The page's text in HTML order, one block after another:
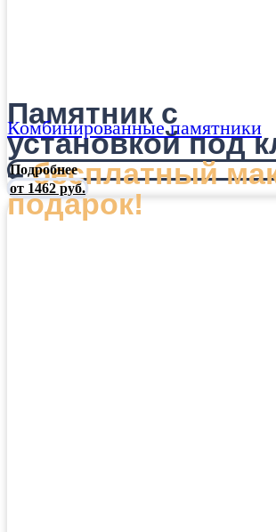
Памятник с
установкой под
–бесплатный
подарок!
Комбинированные памятники
Подробнее
от 1462 руб.